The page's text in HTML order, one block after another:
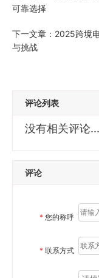
可靠选择
下一文章： 2025跨境
与挑战
评论列表
没有相关评论...
评论
* 您的称呼
* 联系方式